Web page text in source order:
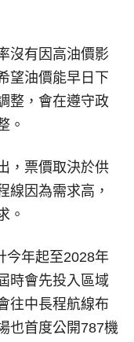
沒有因高油價影
望油價能早日下
整，會在遵守政
。
，票價取決於供
線因為需求高，
。
今年起至2028年
時會先投入區域
往中長程航線布
也首度公開787機